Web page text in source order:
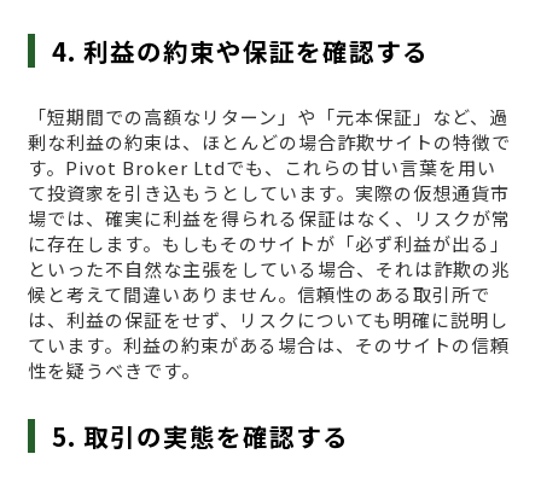
4. 利益の約束や保証を確認する
「短期間での高額なリターン」や「元本保証」など、過
剰な利益の約束は、ほとんどの場合詐欺サイトの特徴で
す。Pivot Broker Ltdでも、これらの甘い言葉を用い
て投資家を引き込もうとしています。実際の仮想通貨市
場では、確実に利益を得られる保証はなく、リスクが常
に存在します。もしもそのサイトが「必ず利益が出る」
といった不自然な主張をしている場合、それは詐欺の兆
候と考えて間違いありません。信頼性のある取引所で
は、利益の保証をせず、リスクについても明確に説明し
ています。利益の約束がある場合は、そのサイトの信頼
性を疑うべきです。
5. 取引の実態を確認する